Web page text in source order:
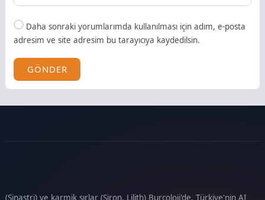
Daha sonraki yorumlarımda kullanılması için adım, e-posta
adresim ve site adresim bu tarayıcıya kaydedilsin.
GÖNDER
(Sinastri) ve karmik sırlar (Şiron, Lilith) Burcoloji'de. Türkiye'nin AI